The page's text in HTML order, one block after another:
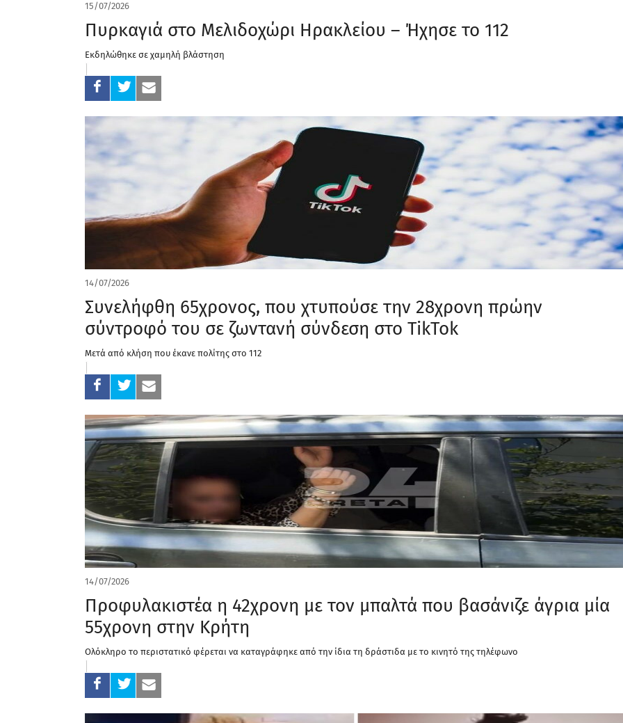
15/07/2026
Πυρκαγιά στο Μελιδοχώρι Ηρακλείου – Ήχησε το 112
Εκδηλώθηκε σε χαμηλή βλάστηση
14/07/2026
Συνελήφθη 65χρονος, που χτυπούσε την 28χρονη πρώην
σύντροφό του σε ζωντανή σύνδεση στο TikTok
Μετά από κλήση που έκανε πολίτης στο 112
14/07/2026
Προφυλακιστέα η 42χρονη με τον μπαλτά που βασάνιζε άγρια μία
55χρονη στην Κρήτη
Ολόκληρο το περιστατικό φέρεται να καταγράφηκε από την ίδια τη δράστιδα με το κινητό της τηλέφωνο